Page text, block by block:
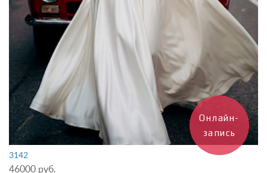
3142
46000 руб.
Онлайн-
запись